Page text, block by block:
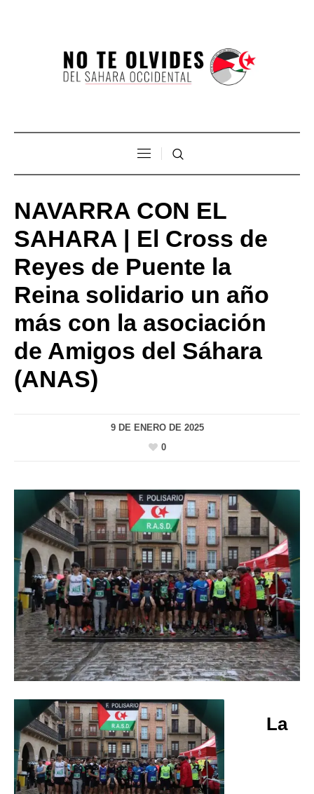
NAVARRA CON EL
SAHARA | El Cross de
Reyes de Puente la
Reina solidario un año
más con la asociación
de Amigos del Sáhara
(ANAS)
9 DE ENERO DE 2025
0
La